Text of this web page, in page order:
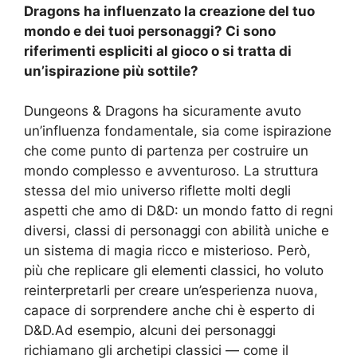
Dragons ha influenzato la creazione del tuo
mondo e dei tuoi personaggi? Ci sono
riferimenti espliciti al gioco o si tratta di
un’ispirazione più sottile?
Dungeons & Dragons ha sicuramente avuto
un’influenza fondamentale, sia come ispirazione
che come punto di partenza per costruire un
mondo complesso e avventuroso. La struttura
stessa del mio universo riflette molti degli
aspetti che amo di D&D: un mondo fatto di regni
diversi, classi di personaggi con abilità uniche e
un sistema di magia ricco e misterioso. Però,
più che replicare gli elementi classici, ho voluto
reinterpretarli per creare un’esperienza nuova,
capace di sorprendere anche chi è esperto di
D&D.Ad esempio, alcuni dei personaggi
richiamano gli archetipi classici — come il